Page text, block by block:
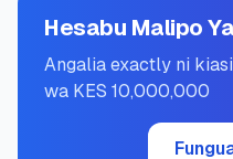
🛠️ZANA NA
🔐Hazina ya Mikopo
Hesabu Malipo
Angalia exactly ni
wa KES 10,000,000